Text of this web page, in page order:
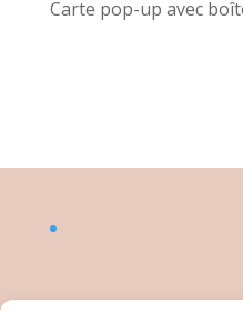
Carte pop-up avec